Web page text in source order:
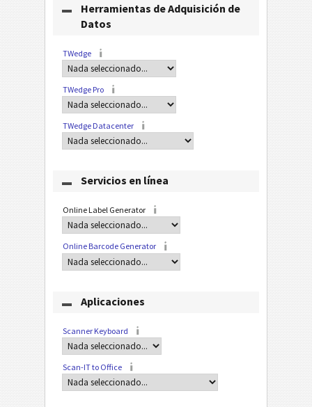
Herramientas de Adquisición de
Datos
TWedge
TWedge Pro
TWedge Datacenter
Servicios en línea
Online Label Generator
Online Barcode Generator
Aplicaciones
Scanner Keyboard
Scan-IT to Office